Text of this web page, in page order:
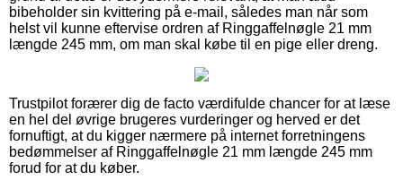
bibeholder sin kvittering på e-mail, således man når som
helst vil kunne eftervise ordren af Ringgaffelnøgle 21 mm
længde 245 mm, om man skal købe til en pige eller dreng.
Trustpilot forærer dig de facto værdifulde chancer for at læse
en hel del øvrige brugeres vurderinger og herved er det
fornuftigt, at du kigger nærmere på internet forretningens
bedømmelser af Ringgaffelnøgle 21 mm længde 245 mm
forud for at du køber.